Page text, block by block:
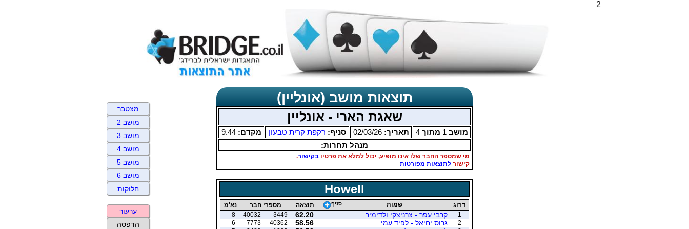
2
תוצאות מושב (אונליין)
שאגת הארי - אונליין
מושב 1 מתוך4 תאריך:02/03/26 סניף: רקפת קרית טבעון מקדם:9.44
מנהל תחרות:
מי שמספר החבר שלו אינו מופיע, יכול למלא את פרטיו בקישור.
קישור לתוצאות מפורטות
Howell
דרוג שמות סניף תוצאה מספרי חבר
נא'מ
1
קרבי עפר - צרניצקי ולדימיר 62.20
3449
40032
8
2
גרוס יחיאל - לפיד עמי 58.56
40362
7773
6
מצטבר
מושב 2
מושב 3
מושב 4
מושב 5
מושב 6
חלוקות
ערעור
הדפסה